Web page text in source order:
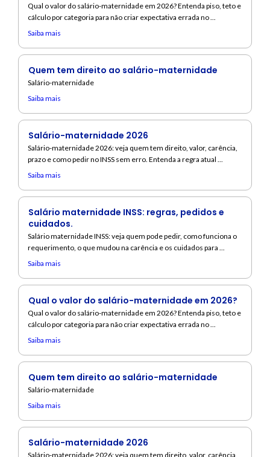
Qual o valor do salário-maternidade em 2026? Entenda piso, teto e
cálculo por categoria para não criar expectativa errada no ...
Saiba mais
Quem tem direito ao salário-maternidade
Salário-maternidade
Saiba mais
Salário-maternidade 2026
Salário-maternidade 2026: veja quem tem direito, valor, carência,
prazo e como pedir no INSS sem erro. Entenda a regra atual ...
Saiba mais
Salário maternidade INSS: regras, pedidos e
cuidados.
Salário maternidade INSS: veja quem pode pedir, como funciona o
requerimento, o que mudou na carência e os cuidados para ...
Saiba mais
Qual o valor do salário-maternidade em 2026?
Qual o valor do salário-maternidade em 2026? Entenda piso, teto e
cálculo por categoria para não criar expectativa errada no ...
Saiba mais
Quem tem direito ao salário-maternidade
Salário-maternidade
Saiba mais
Salário-maternidade 2026
Salário-maternidade 2026: veja quem tem direito, valor, carência,